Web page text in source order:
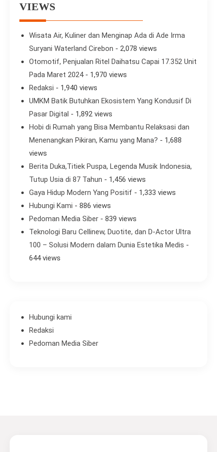
VIEWS
Wisata Air, Kuliner dan Menginap Ada di Ade Irma
Suryani Waterland Cirebon - 2,078 views
Otomotif, Penjualan Ritel Daihatsu Capai 17.352 Unit
Pada Maret 2024- 1,970 views
Redaksi - 1,940 views
UMKM Batik Butuhkan Ekosistem Yang Kondusif Di
Pasar Digital - 1,892 views
Hobi di Rumah yang Bisa Membantu Relaksasi dan
Menenangkan Pikiran, Kamu yang Mana? - 1,688
views
Berita Duka,Titiek Puspa, Legenda Musik Indonesia,
Tutup Usia di 87 Tahun - 1,456 views
Gaya Hidup Modern Yang Positif - 1,333 views
Hubungi Kami - 886 views
Pedoman Media Siber - 839 views
Teknologi Baru Cellinew, Duotite, dan D-Actor Ultra
100 – Solusi Modern dalam Dunia Estetika Medis -
644 views
Hubungi kami
Redaksi
Pedoman Media Siber